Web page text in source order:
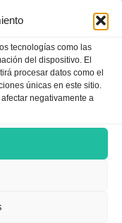
tecnologías como las
del dispositivo. El
procesar datos como el
únicas en este sitio.
negativamente a